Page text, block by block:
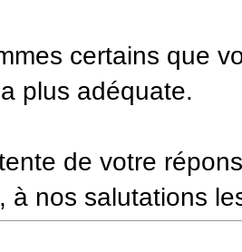
certains que
plus adéquate.
de votre
à nos salutations